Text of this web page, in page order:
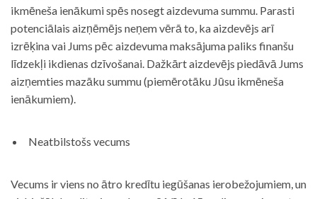
ikmēneša ienākumi spēs nosegt aizdevuma summu. Parasti
potenciālais aizņēmējs neņem vērā to, ka aizdevējs arī
izrēķina vai Jums pēc aizdevuma maksājuma paliks finanšu
līdzekļi ikdienas dzīvošanai. Dažkārt aizdevējs piedāvā Jums
aizņemties mazāku summu (piemērotāku Jūsu ikmēneša
ienākumiem).
Neatbilstošs vecums
Vecums ir viens no ātro kredītu iegūšanas ierobežojumiem, un